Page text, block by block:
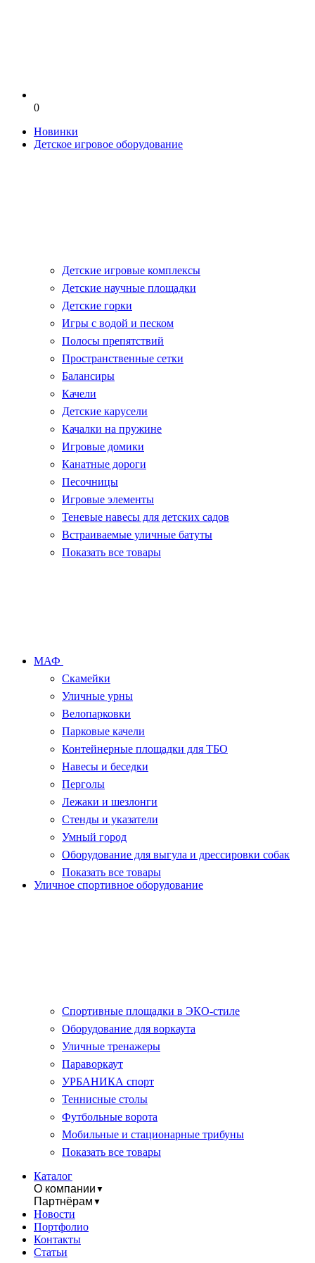
0
Новинки
Детское игровое оборудование
Детские игровые комплексы
Детские научные площадки
Детские горки
Игры с водой и песком
Полосы препятствий
Пространственные сетки
Балансиры
Качели
Детские карусели
Качалки на пружине
Игровые домики
Канатные дороги
Песочницы
Игровые элементы
Теневые навесы для детских садов
Встраиваемые уличные батуты
Показать все товары
МАФ
Скамейки
Уличные урны
Велопарковки
Парковые качели
Контейнерные площадки для ТБО
Навесы и беседки
Перголы
Лежаки и шезлонги
Стенды и указатели
Умный город
Оборудование для выгула и дрессировки собак
Показать все товары
Уличное спортивное оборудование
Спортивные площадки в ЭКО-стиле
Оборудование для воркаута
Уличные тренажеры
Параворкаут
УРБАНИКА спорт
Теннисные столы
Футбольные ворота
Мобильные и стационарные трибуны
Показать все товары
Каталог
О компании ▼
Партнёрам ▼
Новости
Портфолио
Контакты
Статьи